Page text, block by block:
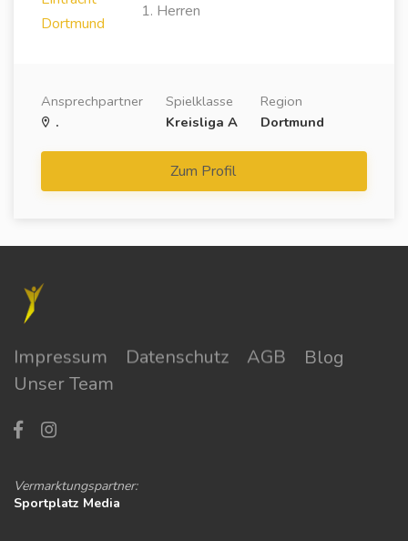
1. Herren
Ansprechpartner
.
Spielklasse
Kreisliga A
Region
Dortmund
Zum Profil
Impressum Datenschutz AGB
Blog
Unser Team
Vermarktungspartner:
Sportplatz Media